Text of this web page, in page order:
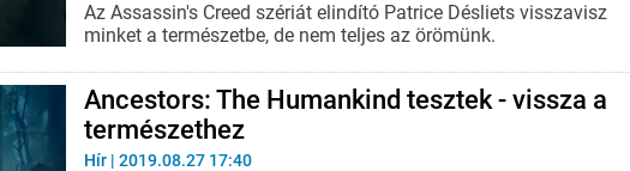
Az Assassin's Creed szériát elindító Patrice Désliets visszavisz
minket a természetbe, de nem teljes az örömünk.
Ancestors: The Humankind tesztek - vissza a
természethez
Hír | 2019.08.27 17:40